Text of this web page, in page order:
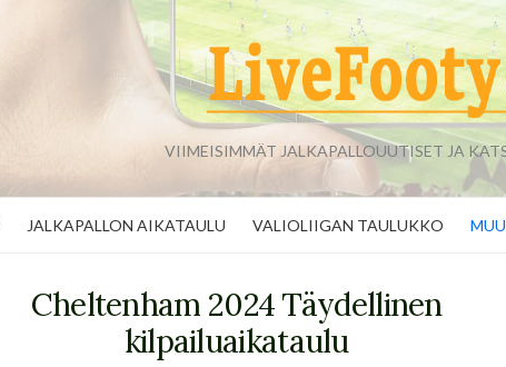
VIIMEISIMMÄT JALKAPALLOUUTISET JA
JALKAPALLON AIKATAULU VALIOLIIGAN TAULUKKO
Cheltenham 2024 Täydellinen
kilpailuaikataulu